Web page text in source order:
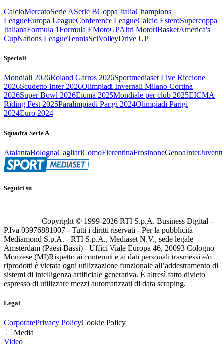
CalcioMercatoSerie ASerie BCoppa ItaliaChampions
LeagueEuropa LeagueConference LeagueCalcio EsteroSupercoppa
ItalianaFormula 1Formula EMotoGPAltri MotoriBasketAmerica's
CupNations LeagueTennisSciVolleyDrive UP
Speciali
Mondiali 2026Roland Garros 2026Sportmediaset Live Riccione
2026Scudetto Inter 2026Olimpiadi Invernali Milano Cortina
2026Super Bowl 2026Eicma 2025Mondiale per club 2025EICMA
Riding Fest 2025Paralimpiadi Parigi 2024Olimpiadi Parigi
2024Euro 2024
Squadra Serie A
AtalantaBolognaCagliariComoFiorentinaFrosinoneGenoaInter
Seguici su
Copyright © 1999-2026 RTI S.p.A. Business Digital -
P.Iva 03976881007 - Tutti i diritti riservati - Per la pubblicità
Mediamond S.p.A. - RTI S.p.A., Mediaset N.V., sede legale
Amsterdam (Paesi Bassi) - Uffici Viale Europa 46, 20093 Cologno
Monzese (MI)Rispetto ai contenuti e ai dati personali trasmessi e/o
riprodotti è vietata ogni utilizzazione funzionale all’addestramento di
sistemi di intelligenza artificiale generativa. È altresì fatto divieto
espresso di utilizzare mezzi automatizzati di data scraping.
Legal
CorporatePrivacy PolicyCookie Policy
Media
Video